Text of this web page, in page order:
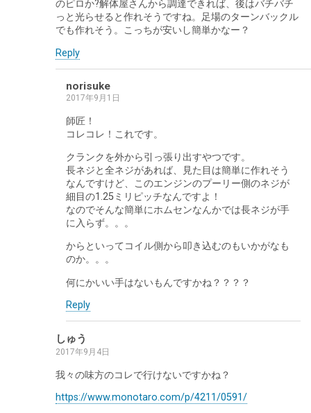
のピロか?解体屋さんから調達できれば、後はバチバチ
っと光らせると作れそうですね。足場のターンバックル
でも作れそう。こっちが安いし簡単かなー？
Reply
norisuke
2017年9月1日
師匠！
コレコレ！これです。
クランクを外から引っ張り出すやつです。
長ネジと全ネジがあれば、見た目は簡単に作れそう
なんですけど、このエンジンのプーリー側のネジが
細目の1.25ミリピッチなんですよ！
なのでそんな簡単にホムセンなんかでは長ネジが手
に入らず。。。
からといってコイル側から叩き込むのもいかがなも
のか。。。
何にかいい手はないもんですかね？？？？
Reply
しゅう
2017年9月4日
我々の味方のコレで行けないですかね？
https://www.monotaro.com/p/4211/0591/